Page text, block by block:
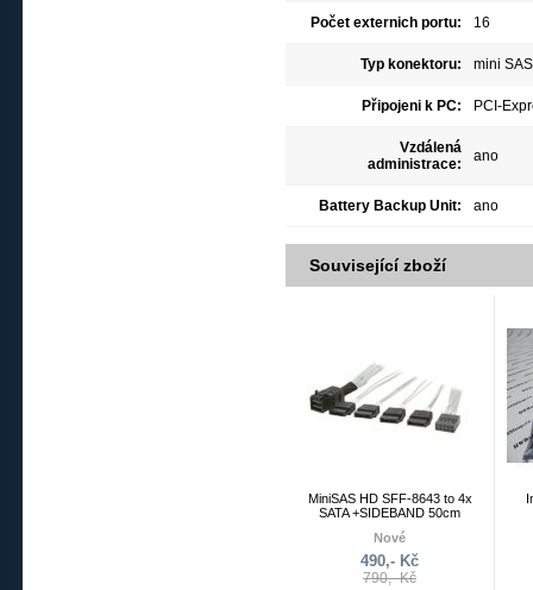
Počet externich portu: 16
Typ konektoru: mini
Připojeni k PC: PCI-
Vzdálená
administrace:
ano
Battery Backup Unit: ano
Související zboží
MiniSAS HD SFF-8643 to 4x
SATA +SIDEBAND 50cm
Nové
490,- Kč
790,- Kč